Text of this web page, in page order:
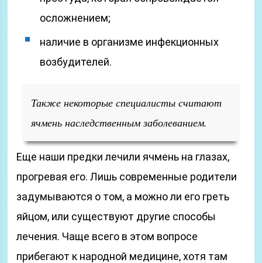
осложнением;
наличие в организме инфекционных
возбудителей.
Также некоторые специалисты считают
ячмень наследственным заболеванием.
Еще наши предки лечили ячмень на глазах,
прогревая его. Лишь современные родители
задумываются о том, а можно ли его греть
яйцом, или существуют другие способы
лечения. Чаще всего в этом вопросе
прибегают к народной медицине, хотя там